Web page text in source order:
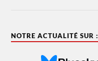
NOTRE ACTUALITÉ SUR :